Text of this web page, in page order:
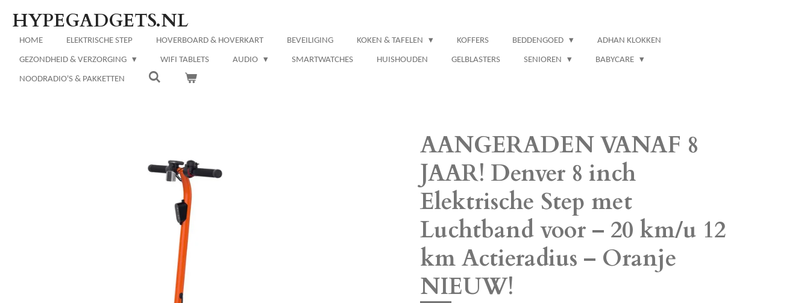
Ga
direct
naar
hoofdinhoud
HYPEGADGETS.NL
HOME ELEKTRISCHE STEP HOVERBOARD & HOVERKART BEVEILIGING KOKEN & TAFELEN KOFFERS BEDDENGOED ADHAN KLOKKEN
GEZONDHEID & VERZORGING WIFI TABLETS AUDIO SMARTWATCHES HUISHOUDEN GELBLASTERS SENIOREN BABYCARE
NOODRADIO'S & PAKKETTEN
AANGERADEN VANAF 8
JAAR! Denver 8 inch
Elektrische Step met
Luchtband voor – 20 km/u 12
km Actieradius – Oranje
NIEUW!